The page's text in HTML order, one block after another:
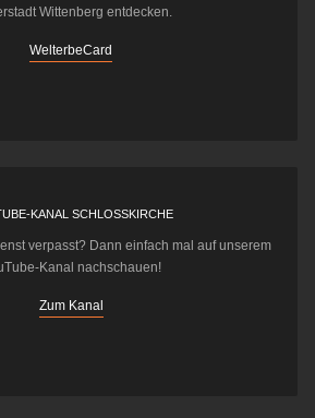
Wittenberg entdecken.
WelterbeCard
KANAL SCHLOSSKIRCHE
verpasst? Dann einfach mal auf unserem
Kanal nachschauen!
Zum Kanal